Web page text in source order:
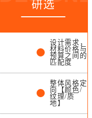
研选
设计需求，
材料价格与
预算之间的
匹配度
整体风格定
向【颜色/
纹理/质
地】